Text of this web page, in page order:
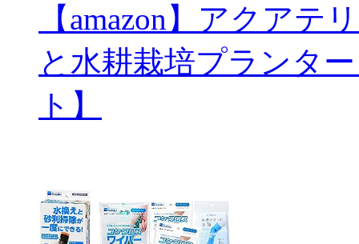
【amazon】アクアテ
と水耕栽培プランタ
ト】